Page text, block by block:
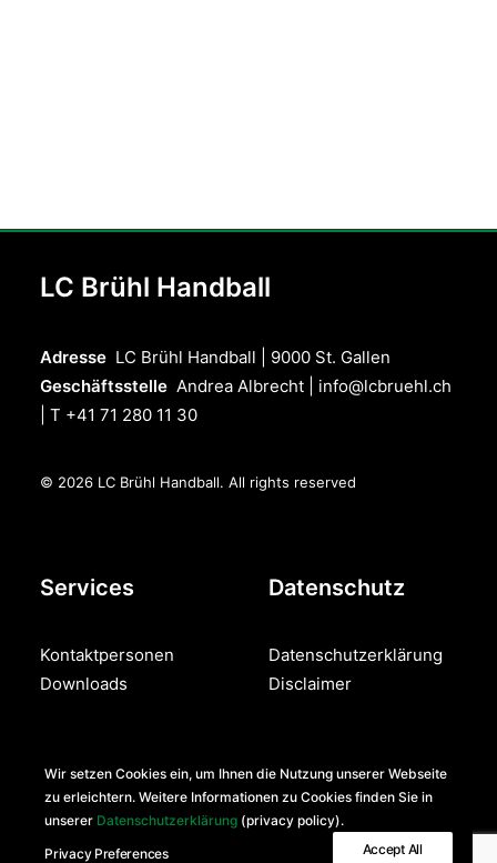
LC Brühl Handball
Adresse LC Brühl Handball | 9000 St. Gallen
Geschäftsstelle Andrea Albrecht | info@lcbruehl.ch
| T +41 71 280 11 30
© 2026 LC Brühl Handball. All rights reserved
Services
Kontaktpersonen
Downloads
Datenschutz
Datenschutzerklärung
Disclaimer
Wir setzen Cookies ein, um Ihnen die Nutzung unserer Webseite
zu erleichtern. Weitere Informationen zu Cookies finden Sie in
unserer Datenschutzerklärung (privacy policy).
Privacy Preferences
Accept All